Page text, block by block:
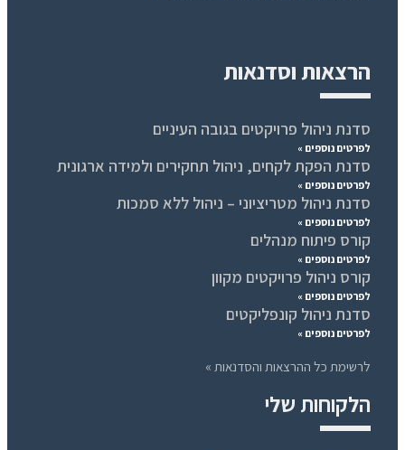
הרצאות וסדנאות
סדנת ניהול פרויקטים בגובה העיניים
לפרטים נוספים »
סדנת הפקת לקחים, ניהול תחקירים ולמידה ארגונית
לפרטים נוספים »
סדנת ניהול מטריציוני – ניהול ללא סמכות
לפרטים נוספים »
קורס פיתוח מנהלים
לפרטים נוספים »
קורס ניהול פרויקטים מקוון
לפרטים נוספים »
סדנת ניהול קונפליקטים
לפרטים נוספים »
לרשימת כל ההרצאות והסדנאות »
הלקוחות שלי